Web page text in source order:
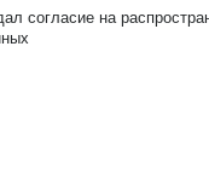
согласие на